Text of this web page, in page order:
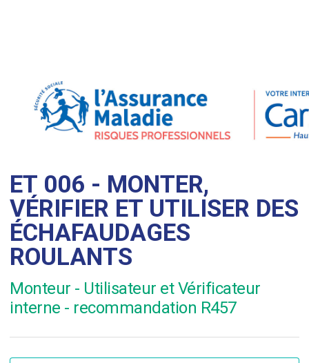
ET 006 - MONTER,
VÉRIFIER ET UTILISER DES
ÉCHAFAUDAGES
ROULANTS
Monteur - Utilisateur et Vérificateur
interne - recommandation R457